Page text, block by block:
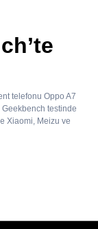
telefonu Oppo A7
Geekbench testinde
Xiaomi, Meizu ve